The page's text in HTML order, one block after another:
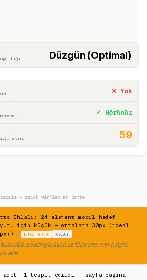
Düzgün (Optimal)
✕ Yok
✓ Görünür
skoru 59
— quick win'ler en üstte
İhlali: 24 element mobil hedef
için küçük — ortalama 30px (ideal:
ETKI ORTA KOLAY
Buton/link padding'lerini en az 12px artır, min-height:
ekle.
adet H1 tespit edildi — sayfa başına